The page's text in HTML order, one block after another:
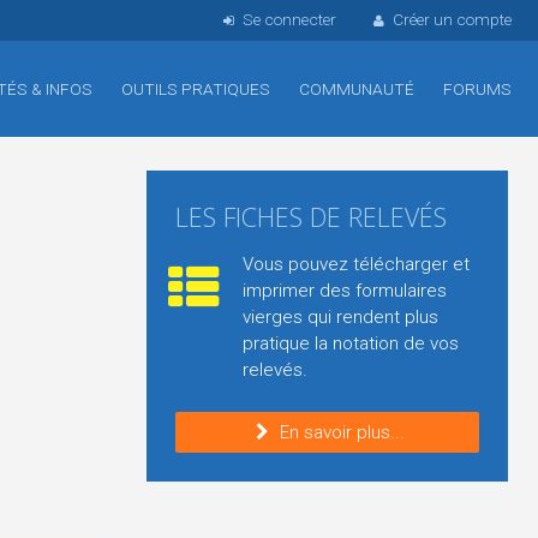
Se connecter Créer un compte
& INFOS OUTILS PRATIQUES COMMUNAUTÉ FORUMS
LES FICHES DE RELEVÉS
Vous pouvez télécharger et
imprimer des formulaires
vierges qui rendent plus
pratique la notation de vos
relevés.
En savoir plus...